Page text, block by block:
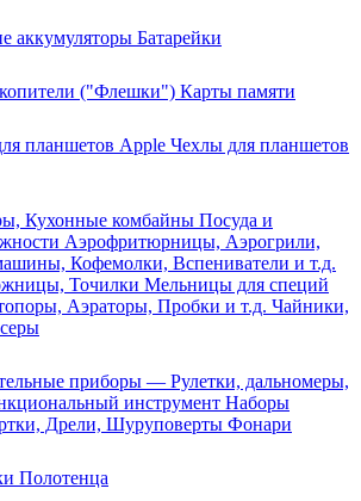
аккумуляторы Батарейки
("Флешки") Карты памяти
планшетов Apple Чехлы для планшетов
Кухонные комбайны Посуда и
Аэрофритюрницы, Аэрогрили,
Кофемолки, Вспениватели и т.д.
Точилки Мельницы для специй
Аэраторы, Пробки и т.д. Чайники,
приборы — Рулетки, дальномеры,
инструмент Наборы
Дрели, Шуруповерты Фонари
Полотенца